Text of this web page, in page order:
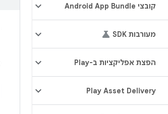
קובצי Android App Bundle
מעורבות SDK
הפצת אפליקציות ב-Play
Play Asset Delivery